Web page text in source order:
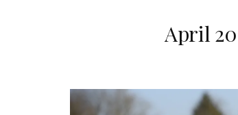
April